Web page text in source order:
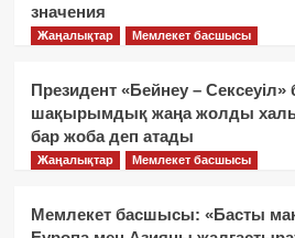
значения
Жаңалықтар Мемлекет басшысы
Президент «Бейнеу –
шақырымдық жаңа жолды
бар жоба деп атады
Жаңалықтар Мемлекет басшысы
Мемлекет басшысы: «Басты